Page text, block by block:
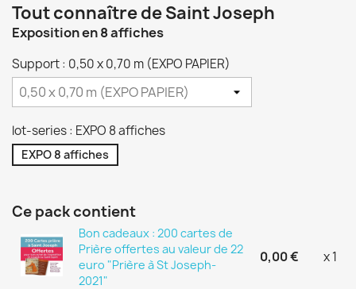
Tout connaître de Saint Joseph
Exposition en 8 affiches
Support : 0,50 x 0,70 m (EXPO PAPIER)
lot-series : EXPO 8 affiches
EXPO 8 affiches
Ce pack contient
Bon cadeaux : 200 cartes de
Prière offertes au valeur de 22
euro "Prière à St Joseph-
2021"
0,00 € x 1